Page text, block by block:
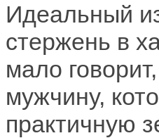
Идеальный
стержень в
мало
мужчину,
практичную